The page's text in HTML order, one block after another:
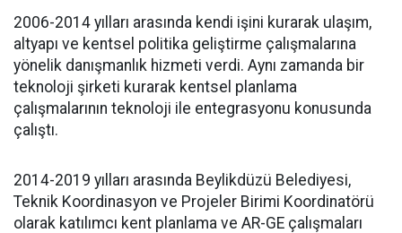
2006-2014 yılları arasında kendi işini kurarak ulaşım,
altyapı ve kentsel politika geliştirme çalışmalarına
yönelik danışmanlık hizmeti verdi. Aynı zamanda bir
teknoloji şirketi kurarak kentsel planlama
çalışmalarının teknoloji ile entegrasyonu konusunda
çalıştı.
2014-2019 yılları arasında Beylikdüzü Belediyesi,
Teknik Koordinasyon ve Projeler Birimi Koordinatörü
olarak katılımcı kent planlama ve AR-GE çalışmaları